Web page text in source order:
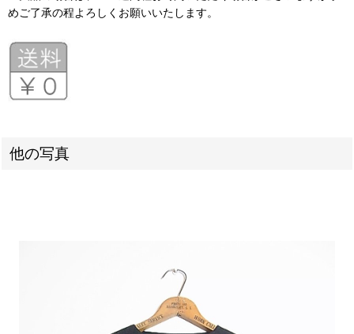
めご了承の程よろしくお願いいたします。
他の写真